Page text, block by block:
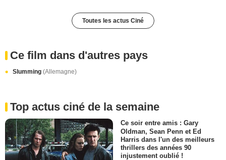
Toutes les actus Ciné
Ce film dans d'autres pays
Slumming (Allemagne)
Top actus ciné de la semaine
Ce soir entre amis : Gary
Oldman, Sean Penn et Ed
Harris dans l'un des meilleurs
thrillers des années 90
injustement oublié !